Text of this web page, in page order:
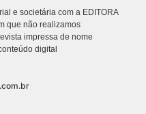
e societária com a EDITORA
que não realizamos
impressa de nome
digital